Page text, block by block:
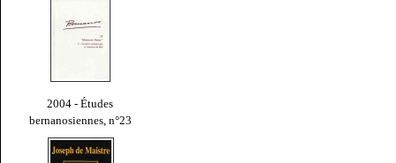
2004 - Études
bernanosiennes, n°23